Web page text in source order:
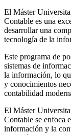
El Máster
Contable es una
desarrollar una
tecnología de la
Este programa de
sistemas de
la información, lo
y conocimientos
contabilidad
El Máster
Contable se enfoca
información y la